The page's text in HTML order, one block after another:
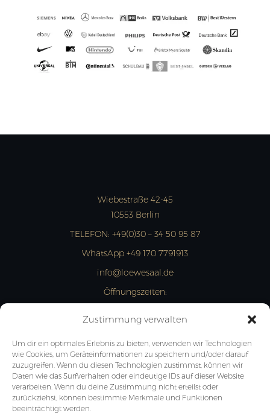
Zustimmung verwalten
Um dir ein optimales Erlebnis zu bieten, verwenden wir Technologien
wie Cookies, um Geräteinformationen zu speichern und/oder darauf
zuzugreifen. Wenn du diesen Technologien zustimmst, können wir
Daten wie das Surfverhalten oder eindeutige IDs auf dieser Website
verarbeiten. Wenn du deine Zustimmung nicht erteilst oder
zurückziehst, können bestimmte Merkmale und Funktionen
beeinträchtigt werden.
Wiebestraße 42-45
10553 Berlin
TELEFON: +49(0)30 – 34 50 95 87
WhatsApp +49 170 7791913
info@loewesaal.de
Öffnungszeiten:
JETZT ANFRAGEN